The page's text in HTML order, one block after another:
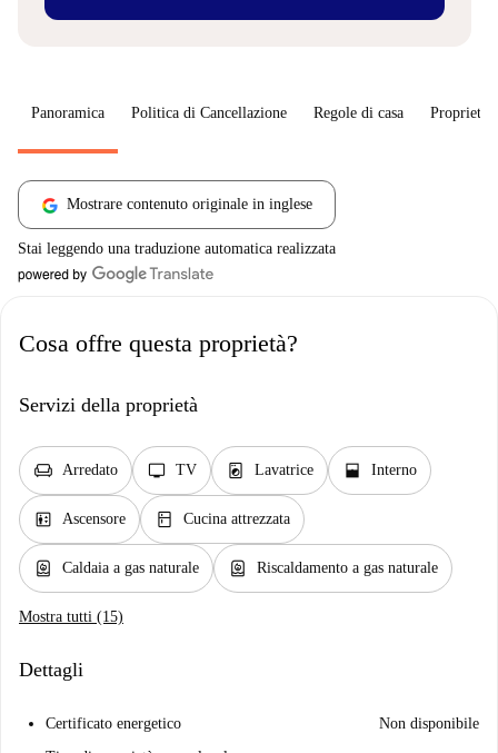
Panoramica Politica di Cancellazione Regole di casa
Mostrare contenuto originale in inglese
Stai leggendo una traduzione automatica realizzata
Cosa offre questa proprietà?
Servizi della proprietà
chair Arredato tv TV local_laundry_service Lavatrice window_open Interno
elevator Ascensore kitchen Cucina attrezzata
water_heater Caldaia a gas naturale water_heater Riscaldamento a gas naturale
Mostra tutti (15)
Dettagli
Certificato energetico
Non disponibile